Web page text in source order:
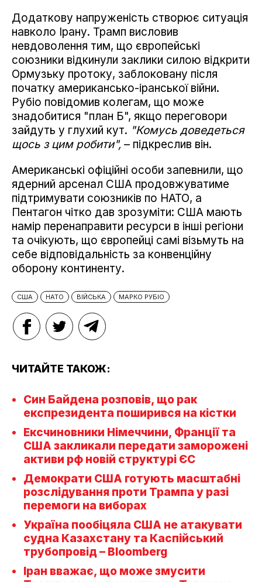
Додаткову напруженість створює ситуація
навколо Ірану. Трамп висловив
невдоволення тим, що європейські
союзники відкинули заклики силою відкрити
Ормузьку протоку, заблоковану після
початку американсько-іранської війни.
Рубіо повідомив колегам, що може
знадобитися "план Б", якщо переговори
зайдуть у глухий кут. "Комусь доведеться
щось з цим робити", – підкреслив він.
Американські офіційні особи запевнили, що
ядерний арсенал США продовжуватиме
підтримувати союзників по НАТО, а
Пентагон чітко дав зрозуміти: США мають
намір перенаправити ресурси в інші регіони
та очікують, що європейці самі візьмуть на
себе відповідальність за конвенційну
оборону континенту.
США НАТО ВІЙСЬКА МАРКО РУБІО
ЧИТАЙТЕ ТАКОЖ:
Син Байдена розповів, що рак
експрезидента поширився на кістки
Ексчиновники Німеччини, Франції та
США закликали передати заморожені
активи рф новій структурі ЄС
Демократи США готують масштабні
розслідування проти Трампа у разі
перемоги на виборах
Україна пообіцяла США не атакувати
судна Казахстану та Каспійський
трубопровід – Bloomberg
Іран вважає, що може змусити